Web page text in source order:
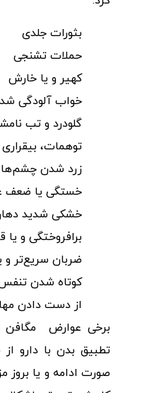
بثورات جلدی
حملات تشنجی
کهیر و یا خارش
خواب آلودگی
گلودرد و تب
توهمات،
زرد شدن
خستگی یا ضعف
خشکی شدید
برافروختگی و
ضربان سریع‌تر و
کوتاه شدن
از دست دادن
برخی عوارض مگافن
تطبیق بدن با دارو
صورت ادامه و یا